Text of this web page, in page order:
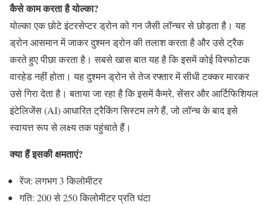
कैसे काम करता है योल्का?
योल्का एक छोटे इंटरसेप्टर ड्रोन को गन जैसी लॉन्चर से छोड़ता है। यह
ड्रोन आसमान में जाकर दुश्मन ड्रोन की तलाश करता है और उसे ट्रैक
करते हुए पीछा करता है। सबसे खास बात यह है कि इसमें कोई विस्फोटक
वारहेड नहीं होता। यह दुश्मन ड्रोन से तेज रफ्तार में सीधी टक्कर मारकर
उसे गिरा देता है। बताया जा रहा है कि इसमें कैमरे, सेंसर और आर्टिफिशियल
इंटेलिजेंस (AI) आधारित ट्रैकिंग सिस्टम लगे हैं, जो लॉन्च के बाद इसे
स्वायत्त रूप से लक्ष्य तक पहुंचाते हैं।
क्या हैं इसकी क्षमताएं?
रेंज: लगभग 3 किलोमीटर
गति: 200 से 250 किलोमीटर प्रति घंटा